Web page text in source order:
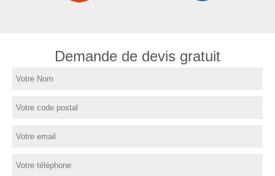
Demande de devis gratuit